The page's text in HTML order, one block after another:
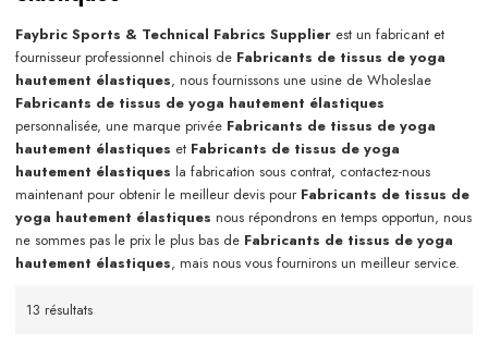
Faybric Sports & Technical Fabrics Supplier est un fabricant et
fournisseur professionnel chinois de Fabricants de tissus de yoga
hautement élastiques, nous fournissons une usine de Wholeslae
Fabricants de tissus de yoga hautement élastiques
personnalisée, une marque privée Fabricants de tissus de yoga
hautement élastiques et Fabricants de tissus de yoga
hautement élastiques la fabrication sous contrat, contactez-nous
maintenant pour obtenir le meilleur devis pour Fabricants de tissus de
yoga hautement élastiques nous répondrons en temps opportun, nous
ne sommes pas le prix le plus bas de Fabricants de tissus de yoga
hautement élastiques, mais nous vous fournirons un meilleur service.
13 résultats